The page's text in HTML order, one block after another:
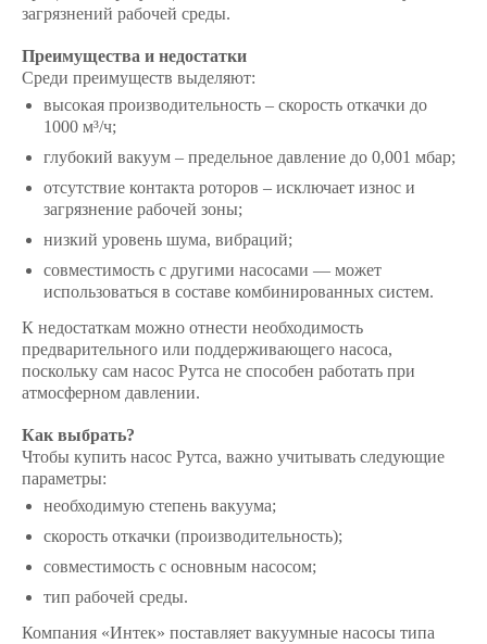
загрязнений рабочей среды.
Преимущества и недостатки
Среди преимуществ выделяют:
высокая производительность – скорость откачки до
1000 м³/ч;
глубокий вакуум – предельное давление до 0,001 мбар;
отсутствие контакта роторов – исключает износ и
загрязнение рабочей зоны;
низкий уровень шума, вибраций;
совместимость с другими насосами — может
использоваться в составе комбинированных систем.
К недостаткам можно отнести необходимость
предварительного или поддерживающего насоса,
поскольку сам насос Рутса не способен работать при
атмосферном давлении.
Как выбрать?
Чтобы купить насос Рутса, важно учитывать следующие
параметры:
необходимую степень вакуума;
скорость откачки (производительность);
совместимость с основным насосом;
тип рабочей среды.
Компания «Интек» поставляет вакуумные насосы типа